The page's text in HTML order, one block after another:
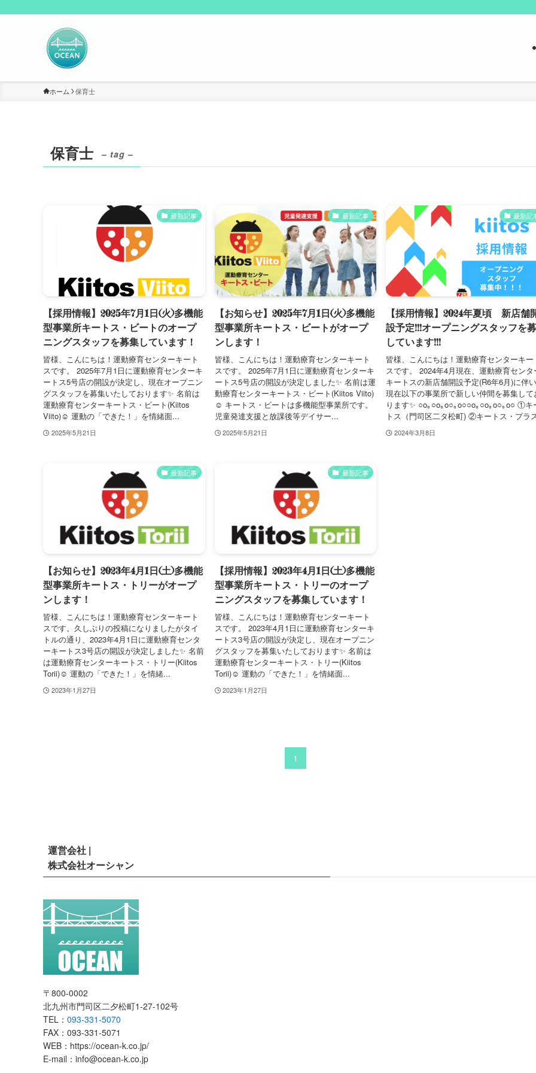
ホーム 保育士
保育士 – tag –
最新記事
【採用情報】2025年7月1日(火)多機能
型事業所キートス・ビートのオープ
ニングスタッフを募集しています！
皆様、こんにちは！運動療育センターキート
スです。 2025年7月1日に運動療育センターキ
ートス5号店の開設が決定し、現在オープニン
グスタッフを募集いたしております✨ 名前は
運動療育センターキートス・ビート(Kiitos
Viito)☺️ 運動の「できた！」を情緒面...
2025年5月21日
最新記事
【お知らせ】2025年7月1日(火)多機能
型事業所キートス・ビートがオープ
ンします！
皆様、こんにちは！運動療育センターキート
スです。 2025年7月1日に運動療育センターキ
ートス5号店の開設が決定しました✨ 名前は運
動療育センターキートス・ビート(Kiitos Viito)
☺️ キートス・ビートは多機能型事業所です。
児童発達支援と放課後等デイサー...
2025年5月21日
最新記
【採用情報】2024年夏頃 新店舗
設予定!!!オープニングスタッフを
しています!!!
皆様、こんにちは！運動療育センターキー
スです。 2024年4月現在、運動療育センタ
キートスの新店舗開設予定(R6年6月)に伴い
現在以下の事業所で新しい仲間を募集して
ります✨ ○o｡○o｡o○｡o○○o｡○o｡o○｡o○ ①キ
トス（門司区二タ松町) ②キートス・プラ
2024年3月8日
最新記事
【お知らせ】2023年4月1日(土)多機能
型事業所キートス・トリーがオープ
ンします！
皆様、こんにちは！運動療育センターキート
スです。久しぶりの投稿になりましたがタイ
トルの通り、2023年4月1日に運動療育センタ
ーキートス3号店の開設が決定しました✨ 名前
は運動療育センターキートス・トリー(Kiitos
Torii)☺️ 運動の「できた！」を情緒...
2023年1月27日
最新記事
【採用情報】2023年4月1日(土)多機能
型事業所キートス・トリーのオープ
ニングスタッフを募集しています！
皆様、こんにちは！運動療育センターキート
スです。 2023年4月1日に運動療育センターキ
ートス3号店の開設が決定し、現在オープニン
グスタッフを募集いたしております✨ 名前は
運動療育センターキートス・トリー(Kiitos
Torii)☺️ 運動の「できた！」を情緒面...
2023年1月27日
1
運営会社 |
株式会社オーシャン
〒800-0002
北九州市門司区二夕松町1-27-102号
TEL： 093-331-5070
FAX：093-331-5071
WEB：https://ocean-k.co.jp/
E-mail：info@ocean-k.co.jp